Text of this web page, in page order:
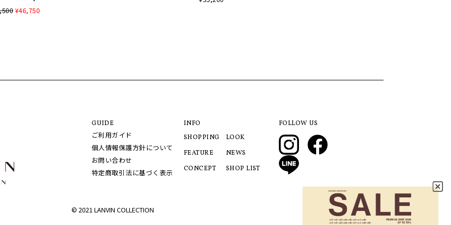
¥46,750
GUIDE
ご利用ガイド
個人情報保護方針について
お問い合わせ
特定商取引法に基づく表示
INFO
SHOPPING
FEATURE
CONCEPT
LOOK
NEWS
SHOP LIST
FOLLOW US
© 2021 LANVIN COLLECTION